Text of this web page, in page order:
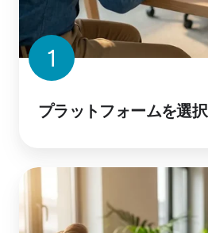
1
プラットフォームを選択